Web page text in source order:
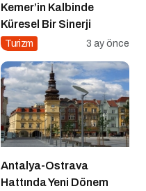
Kemer’in Kalbinde
Küresel Bir Sinerji
Turizm 3 ay önce
Antalya-Ostrava
Hattında Yeni Dönem